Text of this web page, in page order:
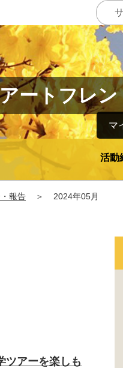
ートフレン
活動
報告 ＞ 2024年05月
ツアーを楽しも